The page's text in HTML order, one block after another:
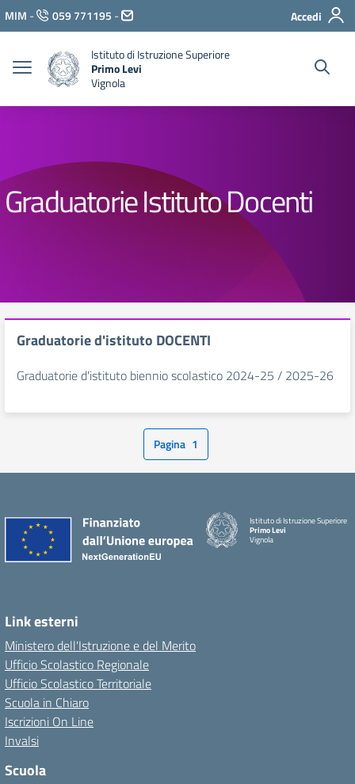
Vai ai contenuti
Vai al menu di navigazione
Vai al footer
MIM - 059 771195 - Accedi
Istituto di Istruzione Superiore
Primo Levi
Vignola
Graduatorie Istituto Docenti
Graduatorie d'istituto DOCENTI
Graduatorie d'istituto biennio scolastico 2024-25 / 2025-26
Pagina 1
Istituto di Istruzione Superiore
Primo Levi
Vignola
Link esterni
Ministero dell'Istruzione e del Merito
Ufficio Scolastico Regionale
Ufficio Scolastico Territoriale
Scuola in Chiaro
Iscrizioni On Line
Invalsi
Scuola